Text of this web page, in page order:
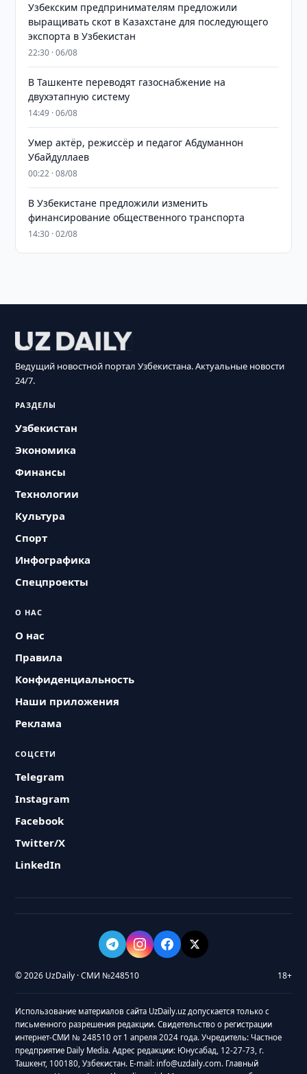
Узбекским предпринимателям предложили
выращивать скот в Казахстане для последующего
экспорта в Узбекистан
22:30 · 06/08
В Ташкенте переводят газоснабжение на
двухэтапную систему
14:49 · 06/08
Умер актёр, режиссёр и педагог Абдуманнон
Убайдуллаев
00:22 · 08/08
В Узбекистане предложили изменить
финансирование общественного транспорта
14:30 · 02/08
Ведущий новостной портал Узбекистана. Актуальные новости
24/7.
РАЗДЕЛЫ
Узбекистан
Экономика
Финансы
Технологии
Культура
Спорт
Инфографика
Спецпроекты
О НАС
О нас
Правила
Конфиденциальность
Наши приложения
Реклама
СОЦСЕТИ
Telegram
Instagram
Facebook
Twitter/X
LinkedIn
© 2026 UzDaily · СМИ №248510 18+
Использование материалов сайта UzDaily.uz допускается только с
письменного разрешения редакции. Свидетельство о регистрации
интернет-СМИ № 248510 от 1 апреля 2024 года. Учредитель: Частное
предприятие Daily Media. Адрес редакции: Юнусабад, 12-27-73, г.
Ташкент, 100180, Узбекистан. E-mail: info@uzdaily.com. Главный